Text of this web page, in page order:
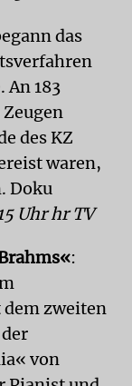
das
An 183
des KZ
waren,
Doku
Uhr hr TV
:
dem zweiten
von